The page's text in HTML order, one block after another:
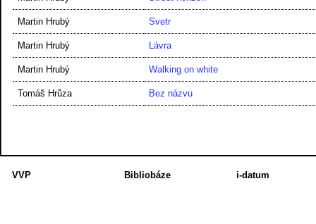
Martin Hrubý Svetr
Martin Hrubý Lávra
Martin Hrubý Walking on white
Tomáš Hrůza Bez názvu
VVP Bibliobáze i-datum